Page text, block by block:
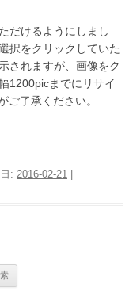
だけるようにしまし
択をクリックしていた
されますが、画像をク
1200picまでにリサイ
ご了承ください。
: 2016-02-21 |